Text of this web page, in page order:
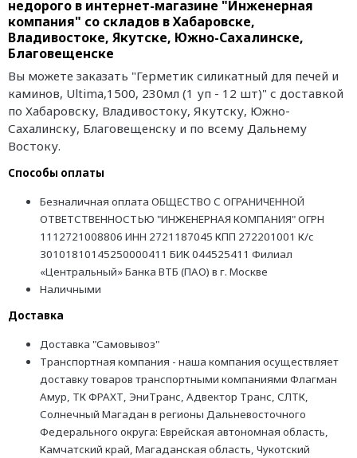
недорого в интернет-магазине "Инженерная
компания" со складов в Хабаровске,
Владивостоке, Якутске, Южно-Сахалинске,
Благовещенске
Вы можете заказать "Герметик силикатный для печей и
каминов, Ultima,1500, 230мл (1 уп - 12 шт)" с доставкой
по Хабаровску, Владивостоку, Якутску, Южно-
Сахалинску, Благовещенску и по всему Дальнему
Востоку.
Способы оплаты
Безналичная оплата ОБЩЕСТВО С ОГРАНИЧЕННОЙ
ОТВЕТСТВЕННОСТЬЮ "ИНЖЕНЕРНАЯ КОМПАНИЯ" ОГРН
1112721008806 ИНН 2721187045 КПП 272201001 К/с
30101810145250000411 БИК 044525411 Филиал
«Центральный» Банка ВТБ (ПАО) в г. Москве
Наличными
Доставка
Доставка "Самовывоз"
Транспортная компания - наша компания осуществляет
доставку товаров транспортными компаниями Флагман
Амур, ТК ФРАХТ, ЭниТранс, Адвектор Транс, СЛТК,
Солнечный Магадан в регионы Дальневосточного
Федерального округа: Еврейская автономная область,
Камчатский край, Магаданская область, Чукотский